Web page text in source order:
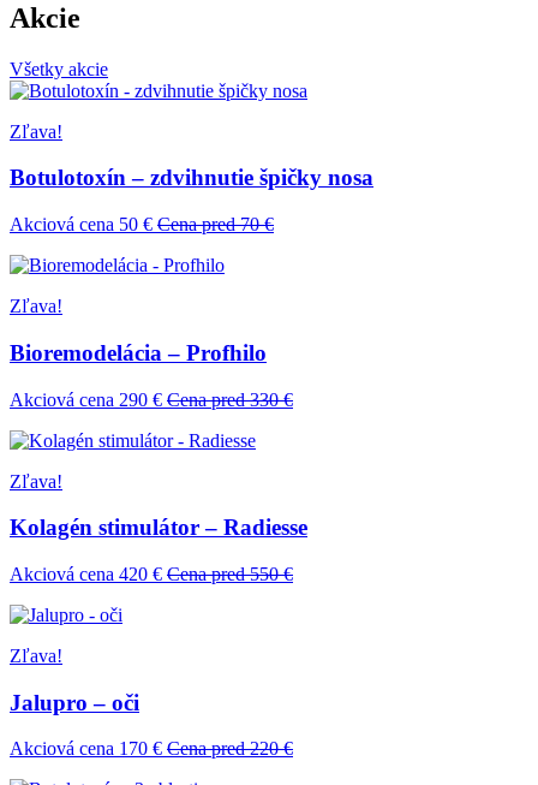
Akcie
Všetky akcie
Zľava!
Botulotoxín – zdvihnutie špičky nosa
Akciová cena 50 € Cena pred 70 €
Zľava!
Bioremodelácia – Profhilo
Akciová cena 290 € Cena pred 330 €
Zľava!
Kolagén stimulátor – Radiesse
Akciová cena 420 € Cena pred 550 €
Zľava!
Jalupro – oči
Akciová cena 170 € Cena pred 220 €